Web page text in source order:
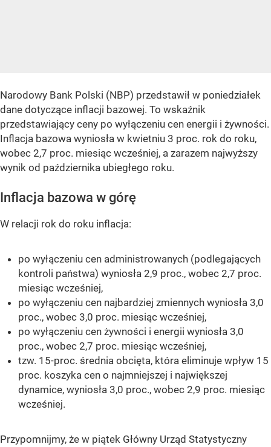
Narodowy Bank Polski (NBP) przedstawił w poniedziałek
dane dotyczące inflacji bazowej. To wskaźnik
przedstawiający ceny po wyłączeniu cen energii i żywności.
Inflacja bazowa wyniosła w kwietniu 3 proc. rok do roku,
wobec 2,7 proc. miesiąc wcześniej, a zarazem najwyższy
wynik od października ubiegłego roku.
Inflacja bazowa w górę
W relacji rok do roku inflacja:
po wyłączeniu cen administrowanych (podlegających
kontroli państwa) wyniosła 2,9 proc., wobec 2,7 proc.
miesiąc wcześniej,
po wyłączeniu cen najbardziej zmiennych wyniosła 3,0
proc., wobec 3,0 proc. miesiąc wcześniej,
po wyłączeniu cen żywności i energii wyniosła 3,0
proc., wobec 2,7 proc. miesiąc wcześniej,
tzw. 15-proc. średnia obcięta, która eliminuje wpływ 15
proc. koszyka cen o najmniejszej i największej
dynamice, wyniosła 3,0 proc., wobec 2,9 proc. miesiąc
wcześniej.
Przypomnijmy, że w piątek Główny Urząd Statystyczny